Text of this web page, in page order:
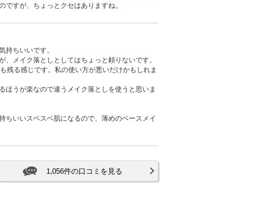
ですが、ちょっとクセはありますね。
持ちいいです。
、メイク落としとしてはちょっと頼りないです。
残る感じです。私の使い方が悪いだけかもしれま
ほうが楽なので違うメイク落としを使うと思いま
ちいいスベスベ肌になるので、薄めのベースメイ
1,056件の口コミを見る